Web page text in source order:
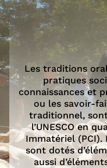
Les traditions
pratiques
connaissances et
ou les savoir-
traditionnel,
l’UNESCO en
Immatériel (PCI).
sont dotés
aussi